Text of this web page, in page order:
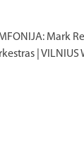
Mark
| VILNIUS